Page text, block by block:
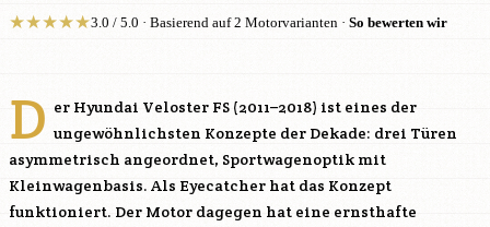
★★★★★3.0 / 5.0 · Basierend auf 2 Motorvarianten · So bewerten wir
D er Hyundai Veloster FS (2011–2018) ist eines der
ungewöhnlichsten Konzepte der Dekade: drei Türen
asymmetrisch angeordnet, Sportwagenoptik mit
Kleinwagenbasis. Als Eyecatcher hat das Konzept
funktioniert. Der Motor dagegen hat eine ernsthafte